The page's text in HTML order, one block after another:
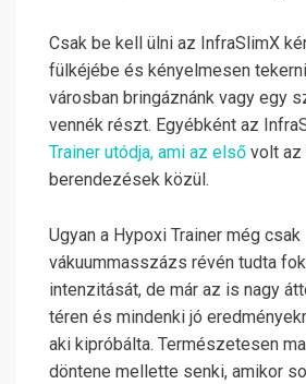
Csak be kell ülni az InfraSlimX
fülkéjébe és kényelmesen
városban bringáznánk vagy egy
vennék részt. Egyébként az
Trainer utódja, ami az első volt az
berendezések közül.
Ugyan a Hypoxi Trainer még csak
vákuummasszázs révén tudta
intenzitását, de már az is nagy
téren és mindenki jó
aki kipróbálta. Természetesen
döntene mellette senki, amikor